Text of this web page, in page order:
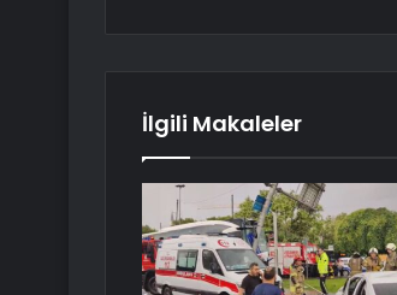
İlgili Makaleler